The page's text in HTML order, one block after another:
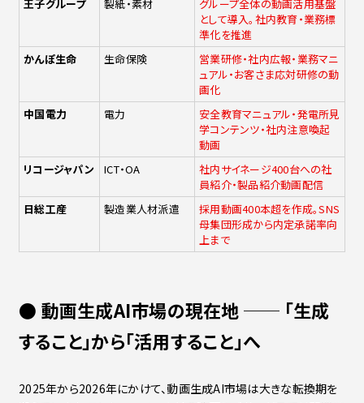
王子グループ 製紙・素材
グループ全体の動画活用基盤
として導入。社内教育・業務標
準化を推進
かんぽ生命
生命保険
営業研修・社内広報・業務マニ
ュアル・お客さま応対研修の動
画化
中国電力
電力
安全教育マニュアル・発電所見
学コンテンツ・社内注意喚起
動画
リコージャパン
ICT・OA
社内サイネージ400台への社
員紹介・製品紹介動画配信
日総工産
製造業人材派遣
採用動画400本超を作成。SNS
母集団形成から内定承諾率向
上まで
● 動画生成AI市場の現在地 ── 「生成
すること」から「活用すること」へ
2025年から2026年にかけて、動画生成AI市場は大きな転換期を